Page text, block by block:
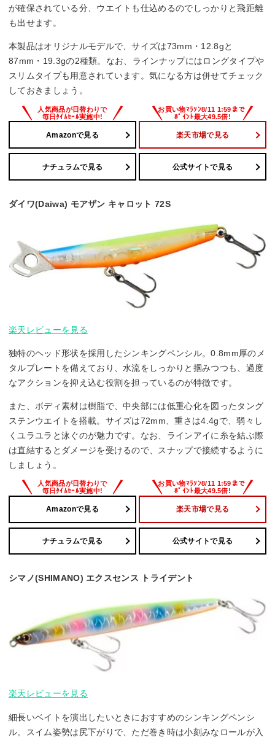
が確保されている分、ウエイトも仕込めるのでしっかりと飛距離
も出せます。
本製品はオリジナルモデルで、サイズは73mm・12.8gと
87mm・19.3gの2種類。なお、ラインナップにはロングタイプや
スリムタイプも用意されています。気になる方は併せてチェック
しておきましょう。
Amazonで見る 楽天市場で見る
ナチュラムで見る 公式サイトで見る
ダイワ(Daiwa) モアザン キャロット 72S
楽天レビューを見る
独特のヘッド形状を採用したシンキングペンシル。0.8mm厚のメ
タルプレートを備えており、水流をしっかりと掴みつつも、過度
なアクションを抑え込む役割を担っているのが特徴です。
また、ボディ素材は樹脂で、中央部には低重心化を図ったタング
ステンウエイトを搭載。サイズは72mm、重さは4.4gで、弱々し
くユラユラと泳ぐのが魅力です。なお、ラインアイに糸を結ぶ際
は直結するとダメージを受けるので、スナップで接続するように
しましょう。
Amazonで見る 楽天市場で見る
ナチュラムで見る 公式サイトで見る
シマノ(SHIMANO) エクスセンス トライデント
楽天レビューを見る
細長いベイトを演出したいときにおすすめのシンキングペンシ
ル。スイム姿勢は尻下がりで、ただ巻き時は小刻みなロールが入